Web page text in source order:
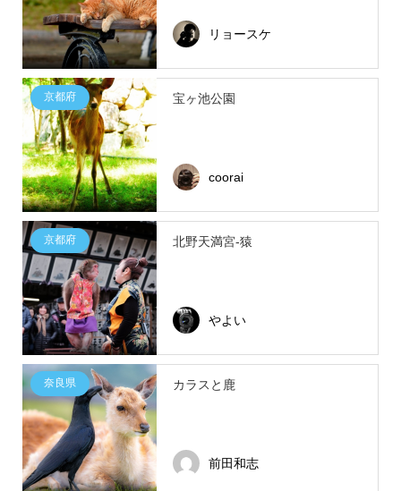
リョースケ
京都府 宝ヶ池公園
coorai
京都府 北野天満宮-猿
やよい
奈良県 カラスと鹿
前田和志